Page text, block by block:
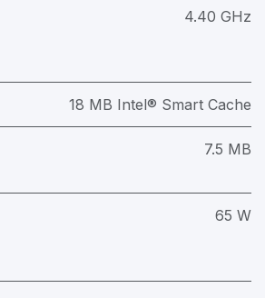
4.40 GHz
18 MB Intel® Smart Cache
7.5 MB
65 W